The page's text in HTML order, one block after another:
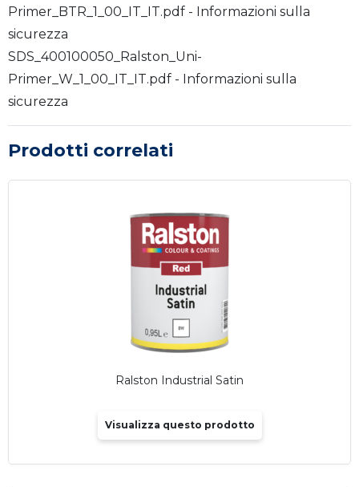
Primer_BTR_1_00_IT_IT.pdf - Informazioni sulla
sicurezza
SDS_400100050_Ralston_Uni-
Primer_W_1_00_IT_IT.pdf - Informazioni sulla
sicurezza
Prodotti correlati
Ralston Industrial Satin
Visualizza questo prodotto